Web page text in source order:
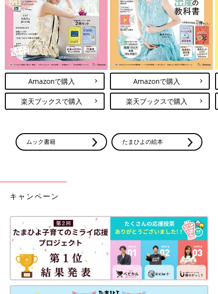
Amazonで購入
楽天ブックスで購入
Amazonで購入
楽天ブックスで購入
ムック書籍 たまひよの絵本
キャンペーン